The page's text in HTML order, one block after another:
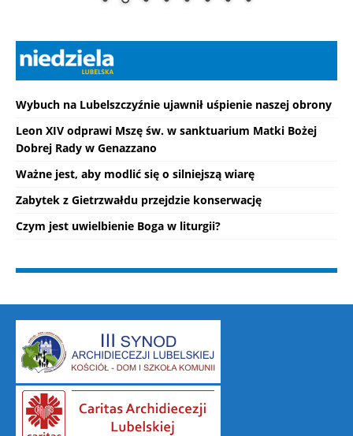
Wybuch na Lubelszczyźnie ujawnił uśpienie naszej obrony
Leon XIV odprawi Mszę św. w sanktuarium Matki Bożej
Dobrej Rady w Genazzano
Ważne jest, aby modlić się o silniejszą wiarę
Zabytek z Gietrzwałdu przejdzie konserwację
Czym jest uwielbienie Boga w liturgii?